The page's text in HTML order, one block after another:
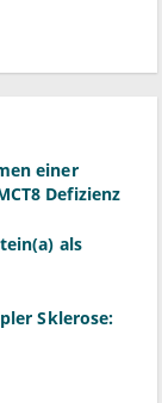
einer
Defizienz
als
Sklerose: